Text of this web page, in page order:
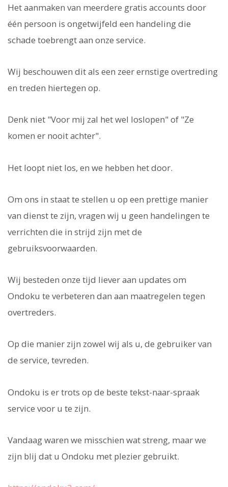
Het aanmaken van meerdere gratis accounts door
één persoon is ongetwijfeld een handeling die
schade toebrengt aan onze service.
Wij beschouwen dit als een zeer ernstige overtreding
en treden hiertegen op.
Denk niet "Voor mij zal het wel loslopen" of "Ze
komen er nooit achter".
Het loopt niet los, en we hebben het door.
Om ons in staat te stellen u op een prettige manier
van dienst te zijn, vragen wij u geen handelingen te
verrichten die in strijd zijn met de
gebruiksvoorwaarden.
Wij besteden onze tijd liever aan updates om
Ondoku te verbeteren dan aan maatregelen tegen
overtreders.
Op die manier zijn zowel wij als u, de gebruiker van
de service, tevreden.
Ondoku is er trots op de beste tekst-naar-spraak
service voor u te zijn.
Vandaag waren we misschien wat streng, maar we
zijn blij dat u Ondoku met plezier gebruikt.